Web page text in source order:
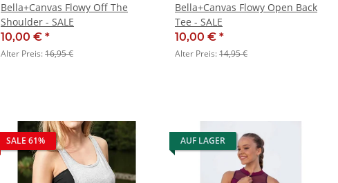
Bella+Canvas Flowy Off The
Shoulder - SALE
10,00 € *
Alter Preis:16,95 €
Bella+Canvas Flowy Open Back
Tee - SALE
10,00 € *
Alter Preis:14,95 €
SALE 61% AUF LAGER